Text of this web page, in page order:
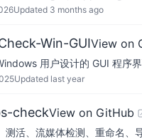
Updated 3 months ago
Win-GUIView on
用户设计的 GUI 程序界
Updated last year
checkView on GitHub
测活、流媒体检测、重命名、